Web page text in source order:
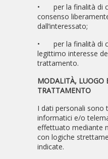
•
per la finalità di
consenso
dall’interessato;
•
per la finalità di
legittimo interesse
trattamento.
MODALITÀ, LUOGO
TRATTAMENTO
I dati personali
informatici e/o
effettuato mediante
con logiche
indicate.